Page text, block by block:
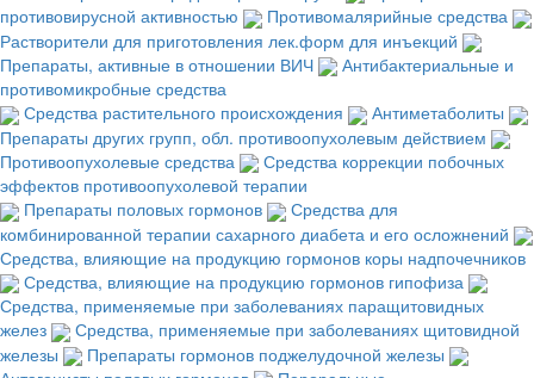
противовирусной активностью
Противомалярийные средства
Растворители для приготовления лек.форм для инъекций
Препараты, активные в отношении ВИЧ
Антибактериальные и
противомикробные средства
Средства растительного происхождения
Антиметаболиты
Препараты других групп, обл. противоопухолевым действием
Противоопухолевые средства
Средства коррекции побочных
эффектов противоопухолевой терапии
Препараты половых гормонов
Средства для
комбинированной терапии сахарного диабета и его осложнений
Средства, влияющие на продукцию гормонов коры надпочечников
Средства, влияющие на продукцию гормонов гипофиза
Средства, применяемые при заболеваниях паращитовидных
желез
Средства, применяемые при заболеваниях щитовидной
железы
Препараты гормонов поджелудочной железы